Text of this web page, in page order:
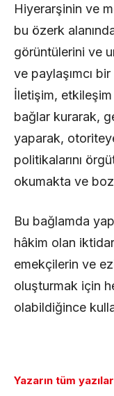
Hiyerarşinin ve
bu özerk
görüntülerini ve
ve paylaşımcı
İletişim,
bağlar kurarak,
yaparak,
politikalarını
okumakta ve
Bu bağlamda
hâkim olan
emekçilerin ve
oluşturmak için
olabildiğince
Yazarın tüm